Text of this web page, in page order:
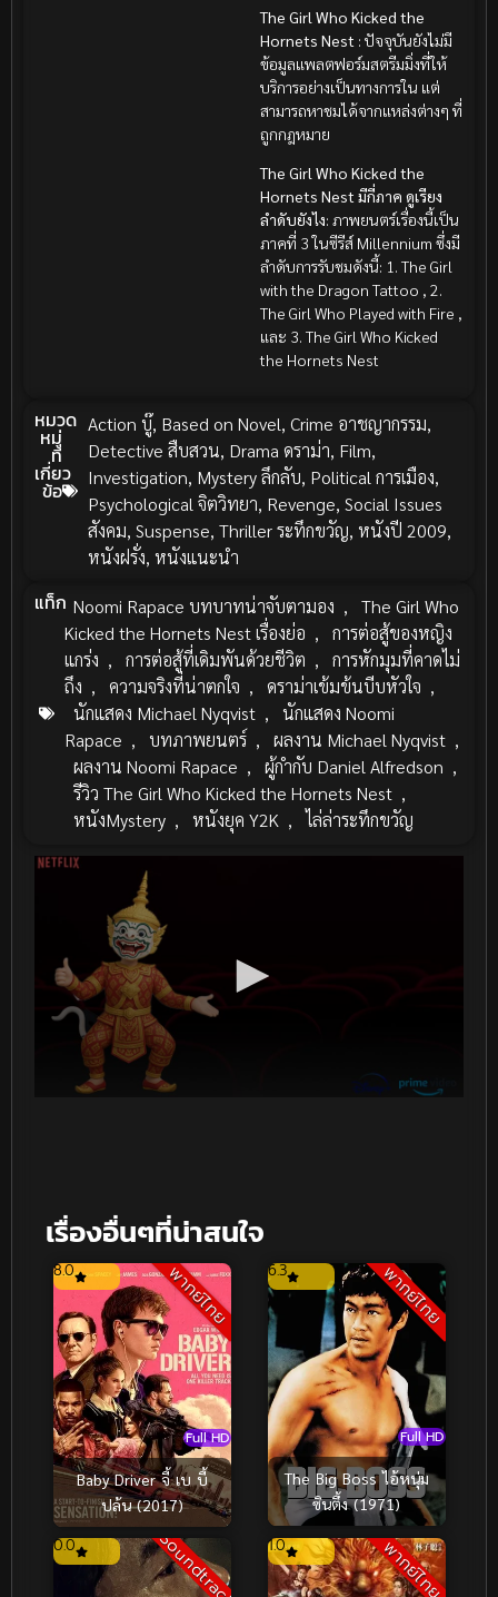
The Girl Who Kicked the
Hornets Nest : ปัจจุบันยังไม่มี
ข้อมูลแพลตฟอร์มสตรีมมิ่งที่ให้
บริการอย่างเป็นทางการใน แต่
สามารถหาชมได้จากแหล่งต่างๆ ที่
ถูกกฎหมาย
The Girl Who Kicked the
Hornets Nest มีกี่ภาค ดูเรียง
ลำดับยังไง: ภาพยนตร์เรื่องนี้เป็น
ภาคที่ 3 ในซีรีส์ Millennium ซึ่งมี
ลำดับการรับชมดังนี้: 1. The Girl
with the Dragon Tattoo , 2.
The Girl Who Played with Fire ,
และ 3. The Girl Who Kicked
the Hornets Nest
หมวด
หมู่
ที่
เกี่ยว
ข้อ
Action บู๊, Based on Novel,Crime อาชญากรรม,
Detective สืบสวน, Drama ดราม่า, Film,
Investigation, Mystery ลึกลับ, Political การเมือง,
Psychological จิตวิทยา, Revenge,Social Issues
สังคม,Suspense,Thriller ระทึกขวัญ, หนังปี 2009,
หนังฝรั่ง, หนังแนะนำ
แท็ก Noomi Rapace บทบาทน่าจับตามอง ,
The Girl Who
Kicked the Hornets Nest เรื่องย่อ ,
การต่อสู้ของหญิง
แกร่ง , การต่อสู้ที่เดิมพันด้วยชีวิต ,
การหักมุมที่คาดไม่
ถึง , ความจริงที่น่าตกใจ , ดราม่าเข้มข้นบีบหัวใจ ,
นักแสดง Michael Nyqvist ,
นักแสดง Noomi
Rapace , บทภาพยนตร์ , ผลงาน Michael Nyqvist ,
ผลงาน Noomi Rapace , ผู้กำกับ Daniel Alfredson ,
รีวิว The Girl Who Kicked the Hornets Nest ,
หนังMystery , หนังยุค Y2K , ไล่ล่าระทึกขวัญ
เรื่องอื่นๆที่น่าสนใจ
พากย์ไทย
Full HD
8.0
Baby Driver จี้ เบ บี้
ปล้น (2017)
พากย์ไทย
Full HD
6.3
The Big Boss ไอ้หนุ่ม
ซินตึ้ง (1971)
Soundtrack
0.0 พากย์ไทย
1.0